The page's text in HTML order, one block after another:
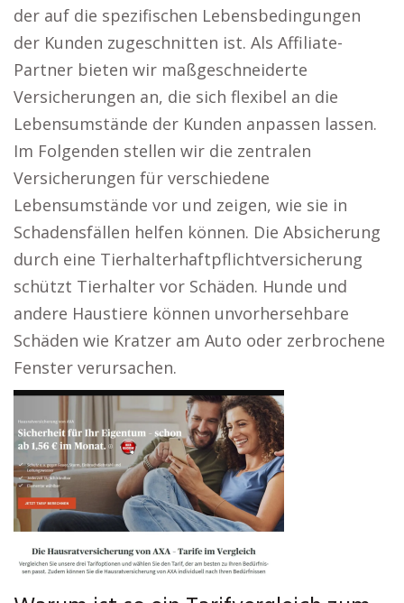
der auf die spezifischen Lebensbedingungen
der Kunden zugeschnitten ist. Als Affiliate-
Partner bieten wir maßgeschneiderte
Versicherungen an, die sich flexibel an die
Lebensumstände der Kunden anpassen lassen.
Im Folgenden stellen wir die zentralen
Versicherungen für verschiedene
Lebensumstände vor und zeigen, wie sie in
Schadensfällen helfen können. Die Absicherung
durch eine Tierhalterhaftpflichtversicherung
schützt Tierhalter vor Schäden. Hunde und
andere Haustiere können unvorhersehbare
Schäden wie Kratzer am Auto oder zerbrochene
Fenster verursachen.